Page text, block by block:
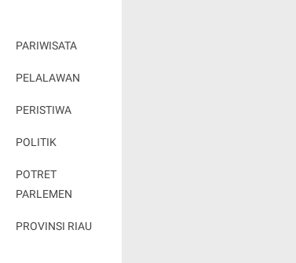
PARIWISATA
PELALAWAN
PERISTIWA
POLITIK
POTRET
PARLEMEN
PROVINSI RIAU